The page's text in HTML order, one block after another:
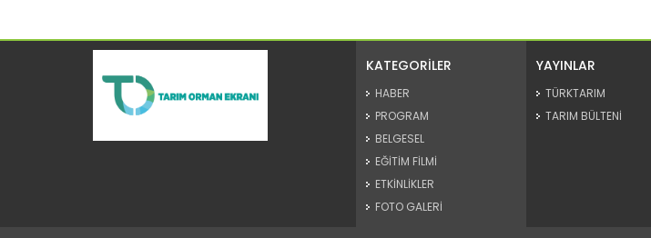
KATEGORİLER
HABER
PROGRAM
BELGESEL
EĞİTİM FİLMİ
ETKİNLİKLER
FOTO GALERİ
YAYINLAR
TÜRKTARIM
TARIM BÜLTENİ